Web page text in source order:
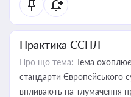
Практика ЄСПЛ
Про що тема: Тема охоплює
стандарти Європейського
впливають на тлумачення